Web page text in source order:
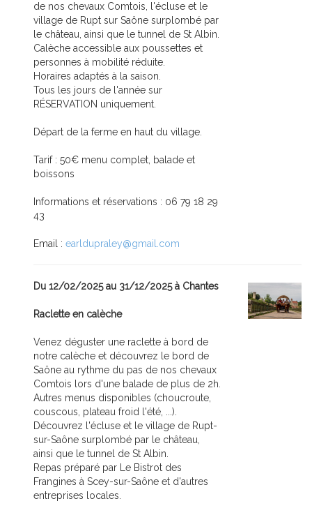
de nos chevaux Comtois, l'écluse et le
village de Rupt sur Saône surplombé par
le château, ainsi que le tunnel de St Albin.
Calèche accessible aux poussettes et
personnes à mobilité réduite.
Horaires adaptés à la saison.
Tous les jours de l'année sur
RÉSERVATION uniquement.
Départ de la ferme en haut du village.
Tarif : 50€ menu complet, balade et
boissons
Informations et réservations : 06 79 18 29
43
Email : earldupraley@gmail.com
Du 12/02/2025 au 31/12/2025 à Chantes
Raclette en calèche
Venez déguster une raclette à bord de
notre calèche et découvrez le bord de
Saône au rythme du pas de nos chevaux
Comtois lors d'une balade de plus de 2h.
Autres menus disponibles (choucroute,
couscous, plateau froid l'été, ...).
Découvrez l'écluse et le village de Rupt-
sur-Saône surplombé par le château,
ainsi que le tunnel de St Albin.
Repas préparé par Le Bistrot des
Frangines à Scey-sur-Saône et d'autres
entreprises locales.